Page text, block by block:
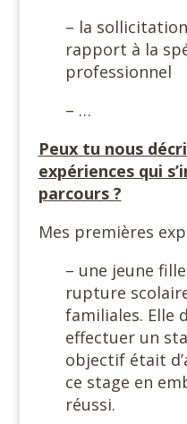
– la
rapport à la
professionnel
– …
Peux tu nous
expériences qui
parcours ?
Mes premières
– une jeune
rupture
familiales. Elle
effectuer un
objectif était
ce stage en
réussi.